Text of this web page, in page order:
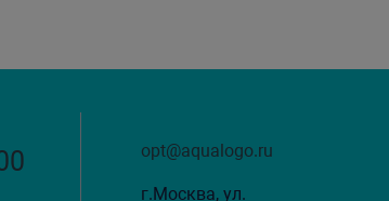
opt@aqualogo.ru
г.Москва, ул.